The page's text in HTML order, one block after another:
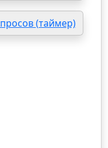
(таймер)